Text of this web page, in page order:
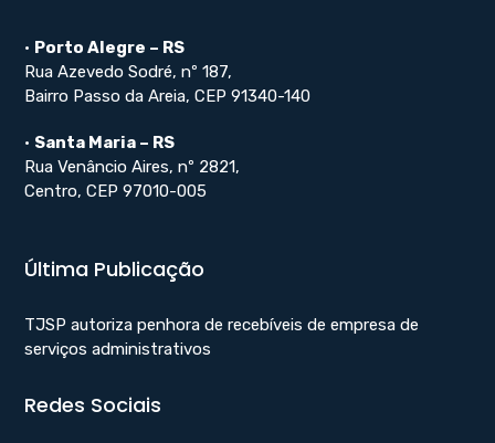
• Porto Alegre – RS
Rua Azevedo Sodré, nº 187,
Bairro Passo da Areia, CEP 91340-140
• Santa Maria – RS
Rua Venâncio Aires, nº 2821,
Centro, CEP 97010-005
Última Publicação
TJSP autoriza penhora de recebíveis de empresa de
serviços administrativos
Redes Sociais